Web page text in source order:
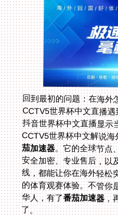
回到最初的问题：在海外
CCTV5世界杯中文直播遇
抖音世界杯中文直播显示当
CCTV5世界杯中文解说
茄加速器。它的全球节点
安全加密、专业售
线，都能让你在海
的体育观赛体验。
华人，有了番茄加速器，
了。